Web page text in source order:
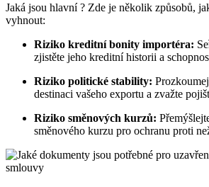
Jaká jsou hlavní ? Zde je několik způsobů,
vyhnout:
Riziko kreditní bonity importéra:
zjistěte jeho kreditní historii a
Riziko politické stability:
destinaci vašeho exportu a zvažte
Riziko směnových kurzů:
směnového kurzu pro ochranu proti